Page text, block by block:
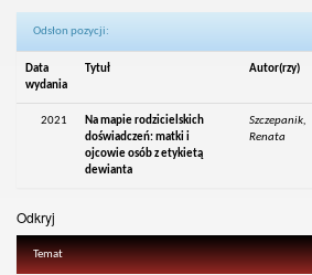
Odsłon pozycji:
Data
wydania
Tytuł Autor(rzy)
2021
Na mapie rodzicielskich
doświadczeń: matki i
ojcowie osób z etykietą
dewianta
Szczepanik,
Renata
Odkryj
Temat